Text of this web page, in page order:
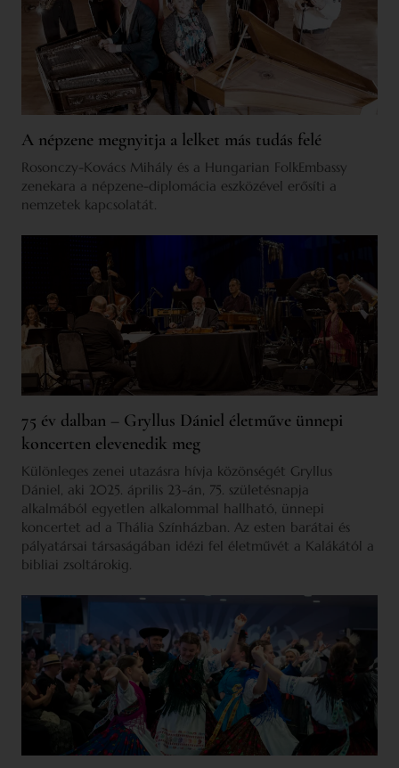
A népzene megnyitja a lelket más tudás felé
Rosonczy-Kovács Mihály és a Hungarian FolkEmbassy
zenekara a népzene-diplomácia eszközével erősíti a
nemzetek kapcsolatát.
75 év dalban – Gryllus Dániel életműve ünnepi
koncerten elevenedik meg
Különleges zenei utazásra hívja közönségét Gryllus
Dániel, aki 2025. április 23-án, 75. születésnapja
alkalmából egyetlen alkalommal hallható, ünnepi
koncertet ad a Thália Színházban. Az esten barátai és
pályatársai társaságában idézi fel életművét a Kalákától a
bibliai zsoltárokig.